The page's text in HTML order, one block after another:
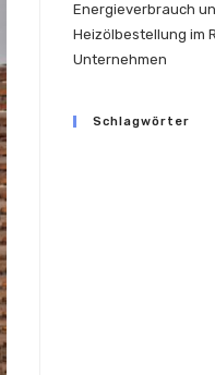
Energieverbrauch
Heizölbestellung im
Unternehmen
Schlagwörter